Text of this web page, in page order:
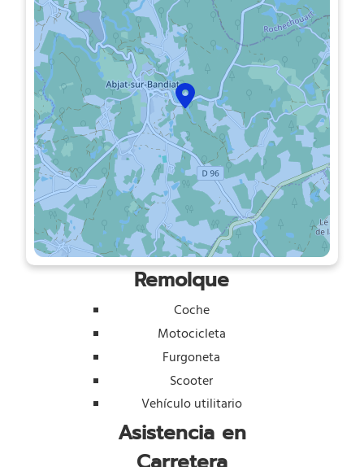
Remolque
Coche
Motocicleta
Furgoneta
Scooter
Vehículo utilitario
Asistencia en